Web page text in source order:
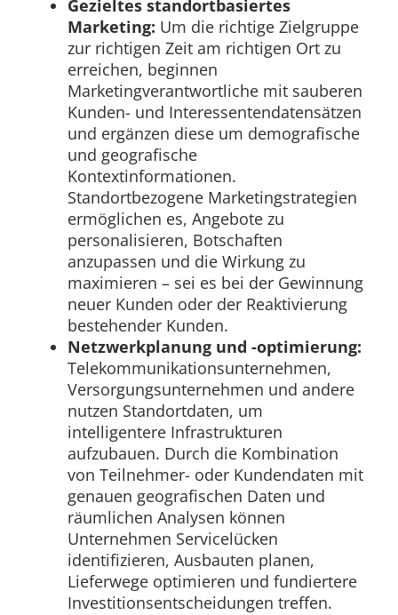
Gezieltes standortbasiertes
Marketing: Um die richtige Zielgruppe
zur richtigen Zeit am richtigen Ort zu
erreichen, beginnen
Marketingverantwortliche mit sauberen
Kunden- und Interessentendatensätzen
und ergänzen diese um demografische
und geografische
Kontextinformationen.
Standortbezogene Marketingstrategien
ermöglichen es, Angebote zu
personalisieren, Botschaften
anzupassen und die Wirkung zu
maximieren – sei es bei der Gewinnung
neuer Kunden oder der Reaktivierung
bestehender Kunden.
Netzwerkplanung und -optimierung:
Telekommunikationsunternehmen,
Versorgungsunternehmen und andere
nutzen Standortdaten, um
intelligentere Infrastrukturen
aufzubauen. Durch die Kombination
von Teilnehmer- oder Kundendaten mit
genauen geografischen Daten und
räumlichen Analysen können
Unternehmen Servicelücken
identifizieren, Ausbauten planen,
Lieferwege optimieren und fundiertere
Investitionsentscheidungen treffen.